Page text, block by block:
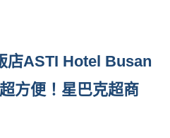
店ASTI Hotel Busan
方便！星巴克超商